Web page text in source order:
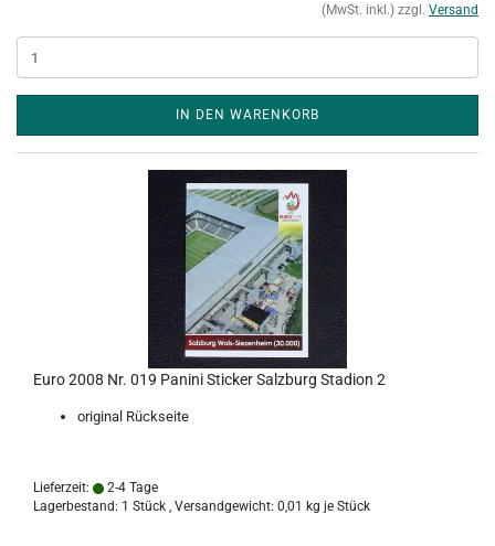
(MwSt. inkl.) zzgl. Versand
IN DEN WARENKORB
Euro 2008 Nr. 019 Panini Sticker Salzburg Stadion 2
original Rückseite
Lieferzeit:
2-4 Tage
Lagerbestand: 1 Stück , Versandgewicht: 0,01 kg je Stück